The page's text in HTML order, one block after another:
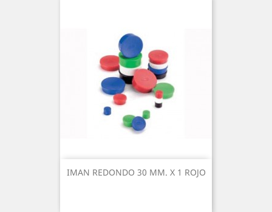
IMAN REDONDO 30 MM. X 1 ROJO